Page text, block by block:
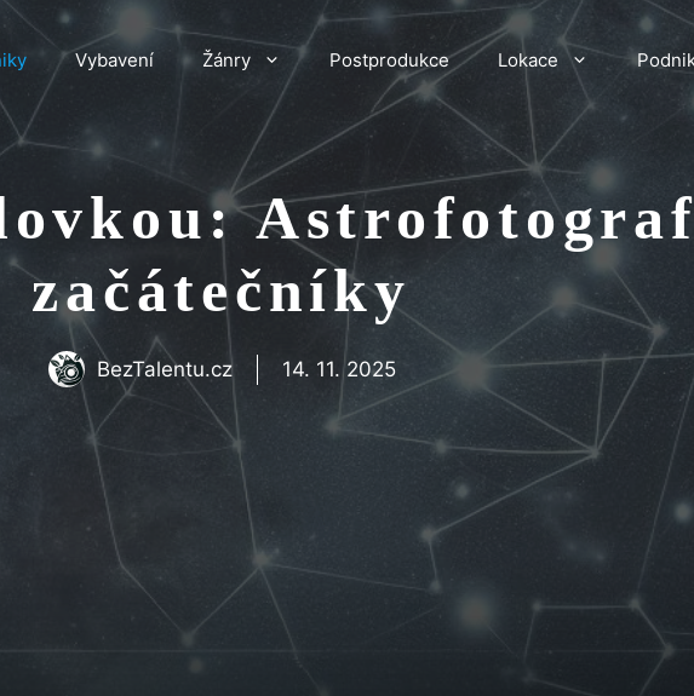
Vybavení Žánry Postprodukce Lokace
začátečníky
BezTalentu.cz 14. 11. 2025